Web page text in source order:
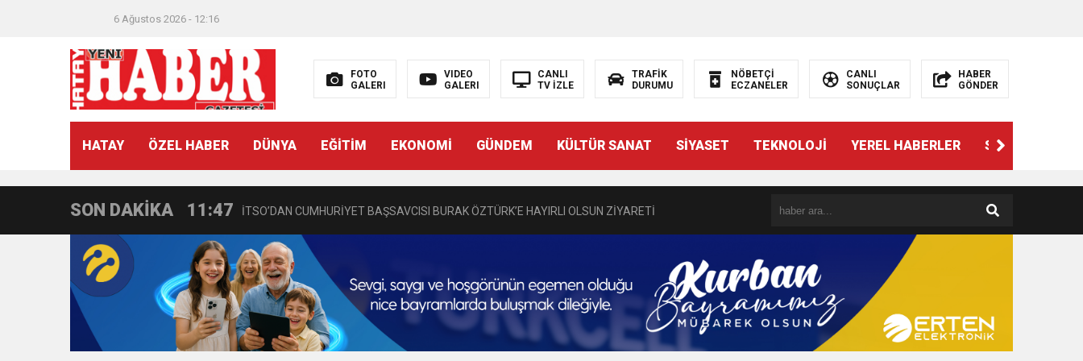
6 Ağustos 2026 - 12:16
FOTO
GALERI
VIDEO
GALERI
CANLI
TV İZLE
TRAFİK
DURUMU
NÖBETÇİ
ECZANELER
CANLI
SONUÇLAR
HABER
GÖNDER
HATAY ÖZEL HABER DÜNYA EĞİTİM EKONOMİ GÜNDEM KÜLTÜR SANAT SİYASET TEKNOLOJİ YEREL HABERLER SPOR
SON DAKİKA
21:40
11:47 İTSO’DAN CUMHURİYET BAŞSAVCISI BURAK ÖZTÜRK’E HAYIRLI OLSUN ZİYARETİ
18:55 İNCE’NİN CHP’DE KALMASININ PERDE ARKASI: GÖRÜNENDEN DAHA FAZLASI MI VAR?
11:57 IŞIL Eczanesi Görkemli Bir Törenle Hizmete Açıldı
21:40